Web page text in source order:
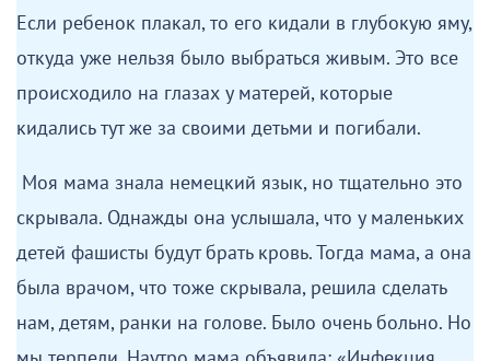
тиран) приказал руки ампутировать. Мама сказала:
«Лучше убейте нас, ампутировать не дам». Помог
случай. Один узник из мужской половины лагеря
(это был польский врач, старенький больной
парами держать руки. Это помогло».